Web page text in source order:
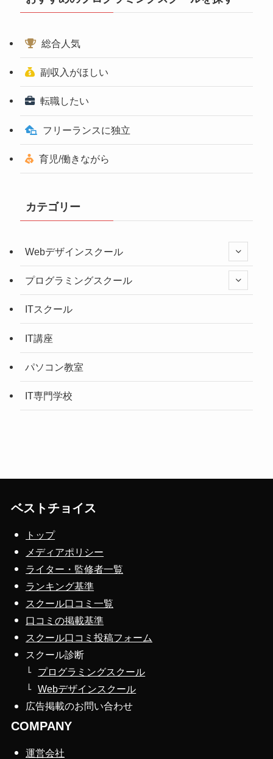
総合人気
副収入がほしい
転職したい
フリーランスに独立
育児/働きながら
カテゴリー
Webデザインスクール
プログラミングスクール
ITスクール
IT講座
パソコン教室
IT専門学校
ベストチョイス
トップ
メディアポリシー
ライター・監修者一覧
ランキング基準
スクール口コミ一覧
口コミの掲載基準
スクール口コミ投稿フォーム
スクール診断
プログラミングスクール
Webデザインスクール
広告掲載のお問い合わせ
COMPANY
運営会社